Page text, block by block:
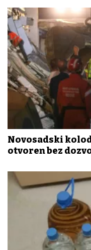
Novosadski
otvoren bez